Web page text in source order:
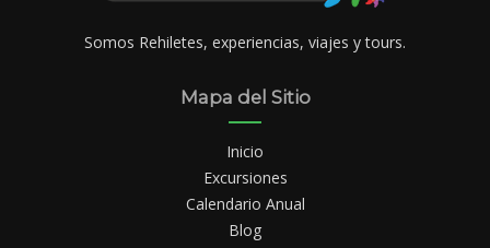
Somos Rehiletes, experiencias, viajes y tours.
Mapa del Sitio
Inicio
Excursiones
Calendario Anual
Blog